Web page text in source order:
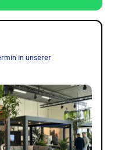
in unserer